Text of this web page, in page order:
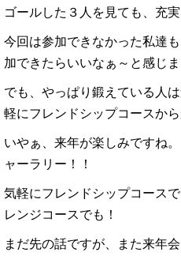
ゴールした３人を見ても、充
今回は参加できなかった私達
加できたらいいなぁ～と感じま
でも、やっぱり鍛えている人
軽にフレンドシップコースから
いやぁ、来年が楽しみですね
ャーラリー！！
気軽にフレンドシップコース
レンジコースでも！
まだ先の話ですが、また来年会